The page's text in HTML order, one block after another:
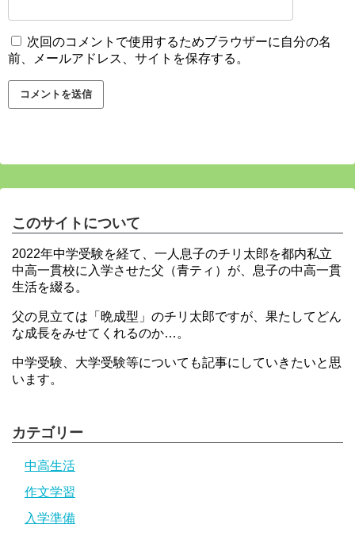
次回のコメントで使用するためブラウザーに自分の名
前、メールアドレス、サイトを保存する。
このサイトについて
2022年中学受験を経て、一人息子のチリ太郎を都内私立
中高一貫校に入学させた父（青ティ）が、息子の中高一貫
生活を綴る。
父の見立ては「晩成型」のチリ太郎ですが、果たしてどん
な成長をみせてくれるのか…。
中学受験、大学受験等についても記事にしていきたいと思
います。
カテゴリー
中高生活
作文学習
入学準備